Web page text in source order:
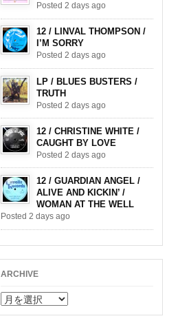
Posted 2 days ago
12 / LINVAL THOMPSON /
I’M SORRY
Posted 2 days ago
LP / BLUES BUSTERS /
TRUTH
Posted 2 days ago
12 / CHRISTINE WHITE /
CAUGHT BY LOVE
Posted 2 days ago
12 / GUARDIAN ANGEL /
ALIVE AND KICKIN’ /
WOMAN AT THE WELL
Posted 2 days ago
ARCHIVE
ARCHIVE